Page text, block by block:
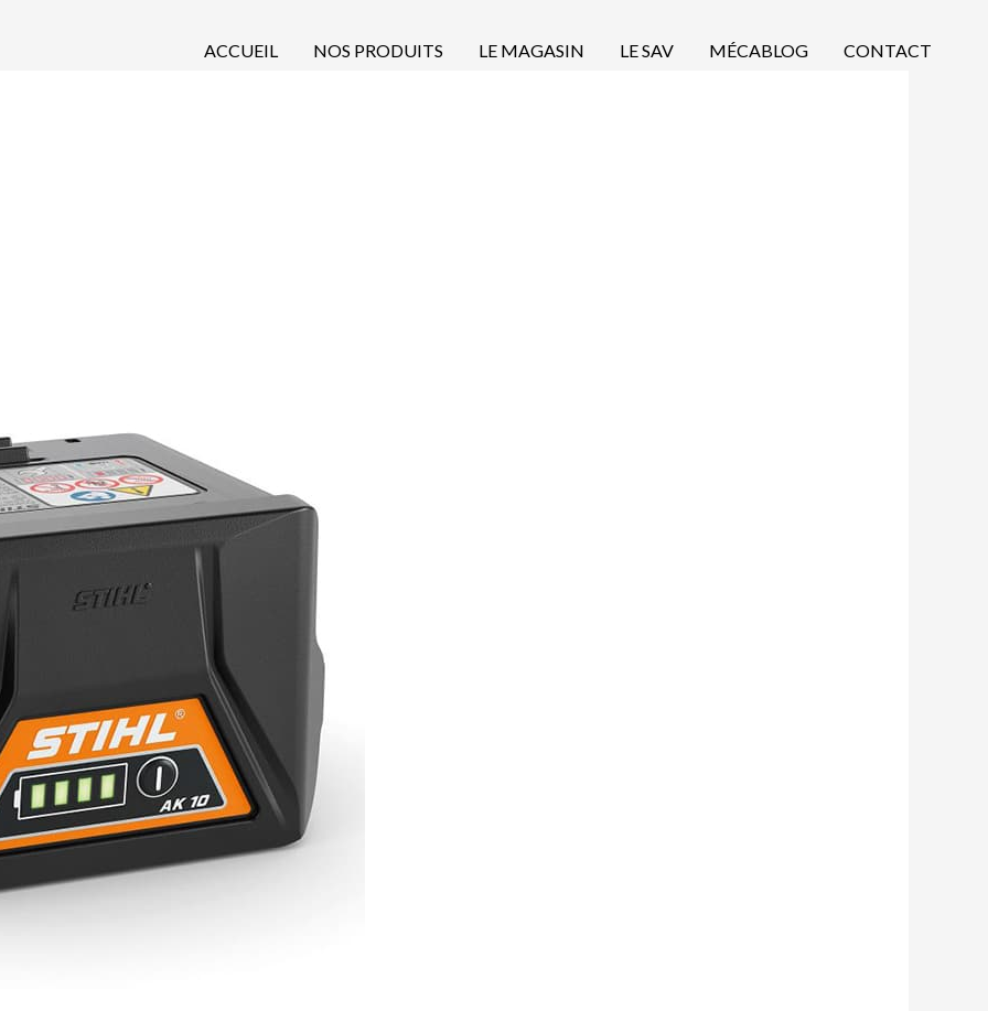
ACCUEIL NOS PRODUITS LE MAGASIN LE SAV MÉCABLOG CONTACT